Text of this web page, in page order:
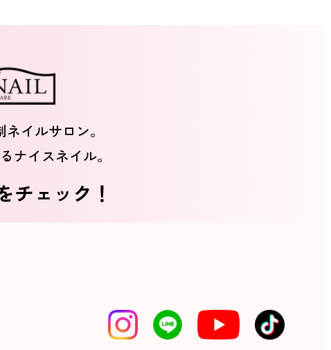
イルサロン。
ナイスネイル。
チェック！